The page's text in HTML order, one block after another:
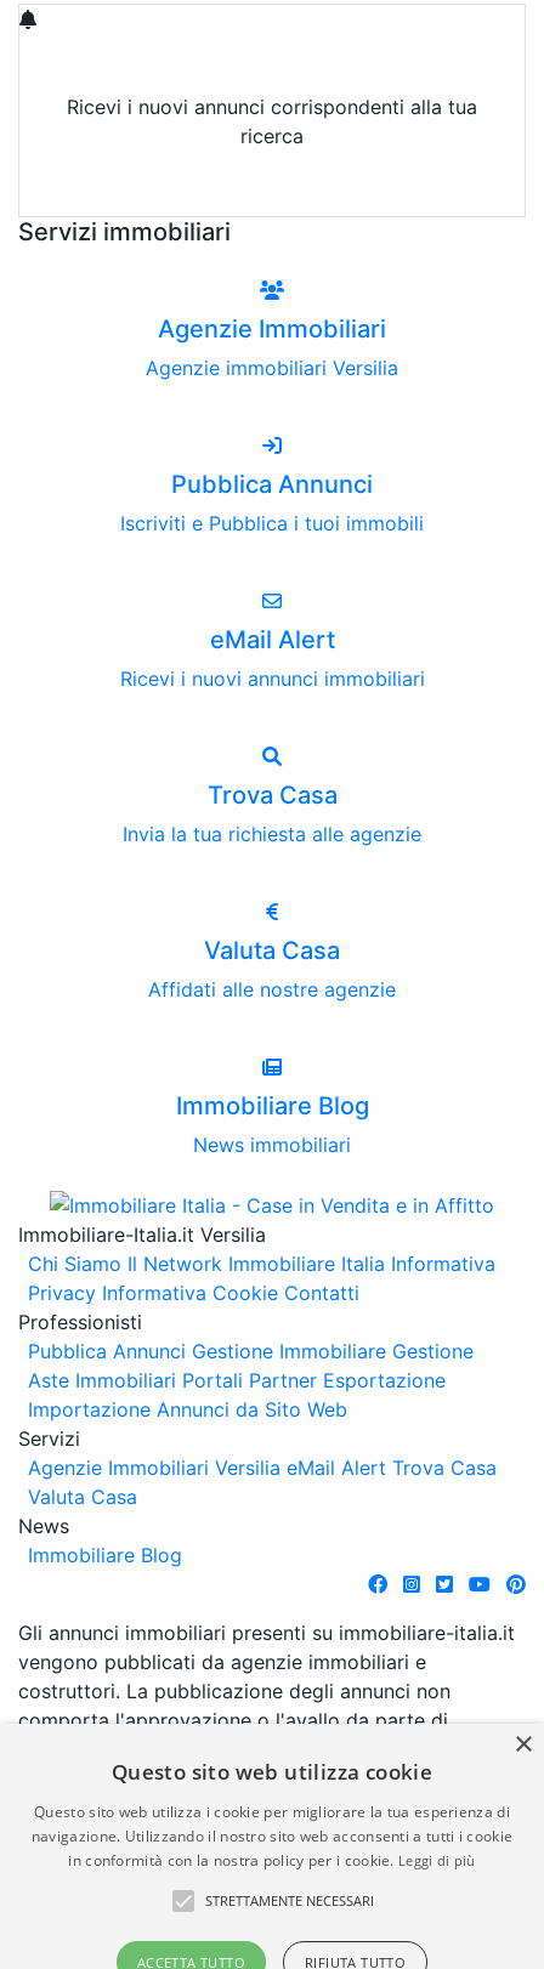
Ricevi i nuovi annunci corrispondenti alla tua
ricerca
Servizi immobiliari
Agenzie Immobiliari
Agenzie immobiliari Versilia
Pubblica Annunci
Iscriviti e Pubblica i tuoi immobili
eMail Alert
Ricevi i nuovi annunci immobiliari
Trova Casa
Invia la tua richiesta alle agenzie
Valuta Casa
Affidati alle nostre agenzie
Immobiliare Blog
News immobiliari
Immobiliare-Italia.it Versilia
Chi Siamo Il Network Immobiliare Italia Informativa
Privacy Informativa Cookie Contatti
Professionisti
Pubblica Annunci Gestione Immobiliare Gestione
Aste Immobiliari Portali Partner Esportazione
Importazione Annunci da Sito Web
Servizi
Agenzie Immobiliari Versilia eMail Alert Trova Casa
Valuta Casa
News
Immobiliare Blog
Gli annunci immobiliari presenti su immobiliare-italia.it
vengono pubblicati da agenzie immobiliari e
costruttori. La pubblicazione degli annunci non
comporta l'approvazione o l'avallo da parte di
garanzia da parte di quest'ultima. immobiliare-italia.it
quindi non è responsabile della veridicità, della
correttezza, della completezza, della normativa in
materia di privacy e/o di alcun altro aspetto dei
suddetti annunci.
© Copyright 2007 - 2026
Powered by
×
Questo sito web utilizza cookie
Questo sito web utilizza i cookie per migliorare la tua esperienza di
navigazione. Utilizzando il nostro sito web acconsenti a tutti i cookie
in conformità con la nostra policy per i cookie. Leggi di più
STRETTAMENTE NECESSARI
ACCETTA TUTTO RIFIUTA TUTTO